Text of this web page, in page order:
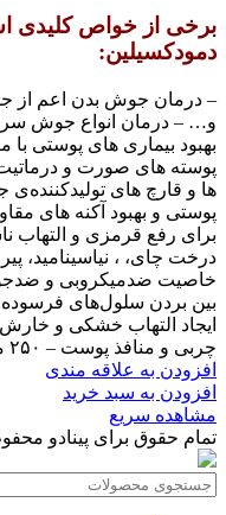
برخی از خواص
دمودکسیلین:
– درمان جوش بدن اعم از
و… – درمان انواع جوش
بهبود بیماری های پوستی
پوسته های صورت و
ها و قارچ های
پوستی و بهبود آکنه های
برای رفع قرمزی و التهاب
درخت چای، ، نیاسینامید،
خاصیت ضدمیکروبی و
بین بردن سلول‌های فرسوده
ایجاد التهاب خشکی و
چربی و منافذ پوست – ۲۵۰ میل
افزودن به علاقه مندی
افزودن به سبد خرید
مشاهده سریع
تمام حقوق برای پینادو